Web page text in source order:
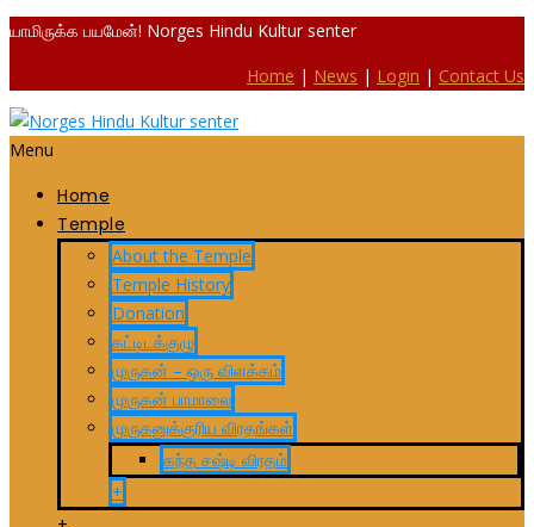
யாமிருக்க பயமேன்! Norges Hindu Kultur senter
Home | News | Login | Contact Us
Menu
Home
Temple
About the Temple
Temple History
Donation
கட்டிடக்குழு
முருகன் – ஒரு விளக்கம்
முருகன் பாமாலை
முருகனுக்குரிய விரதங்கள்
கந்த சஷ்டி விரதம்
+